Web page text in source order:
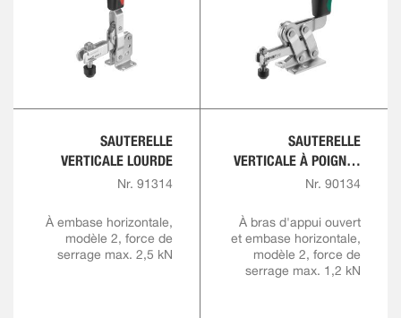
SAUTERELLE
VERTICALE LOURDE
Nr. 91314
À embase horizontale,
modèle 2, force de
serrage max. 2,5 kN
SAUTERELLE
VERTICALE À POIGNÉE
ROUGE AVEC
SÉCURITÉ
Nr. 90134
À bras d'appui ouvert
et embase horizontale,
modèle 2, force de
serrage max. 1,2 kN